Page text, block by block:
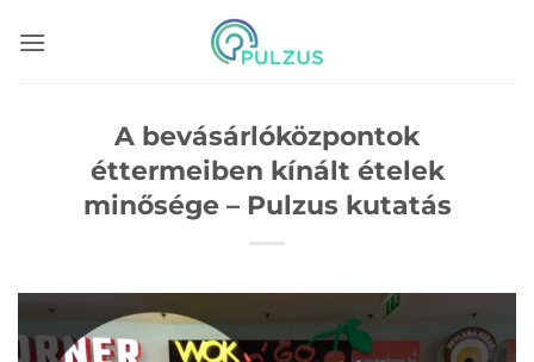
A bevásárlóközpontok
éttermeiben kínált ételek
minősége – Pulzus kutatás